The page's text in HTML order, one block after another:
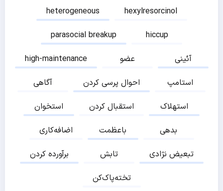
heterogeneous
hexylresorcinol
parasocial breakup
hiccup
high-maintenance
عضو
آئینی
آگاهی
احوال پرسی کردن
استامپ
استخوان
استقبال کردن
استهلاک
اضافه‌کاری
باعظمت
بدهی
برآورده کردن
تابش
تبعیض نژادی
تخته‌پاک‌کن